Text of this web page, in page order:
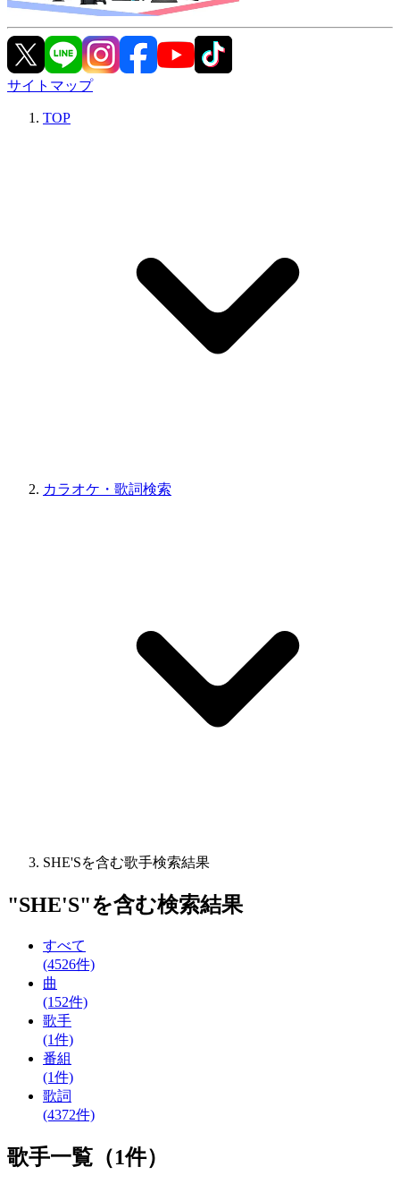
サイトマップ
TOP
カラオケ・歌詞検索
SHE'Sを含む歌手検索結果
"SHE'S"を含む検索結果
すべて
(4526件)
曲
(152件)
歌手
(1件)
番組
(1件)
歌詞
(4372件)
歌手一覧（1件）